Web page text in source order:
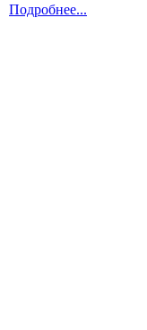
Подробнее...